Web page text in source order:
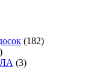
(182)
(3)